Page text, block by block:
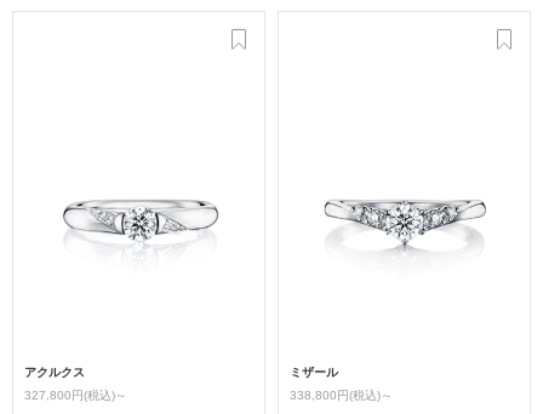
アクルクス
327,800円(税込)～
ミザール
338,800円(税込)～